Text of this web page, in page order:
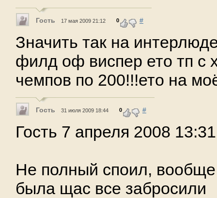
Гость 17 мая 2009 21:12 0 #
Значить так на
филд оф виспер ето тп с
чемпов по 200!!!ето на
Гость 31 июля 2009 18:44 0 #
Гость 7 апреля 2008
Не полный споил,
была щас все забросили